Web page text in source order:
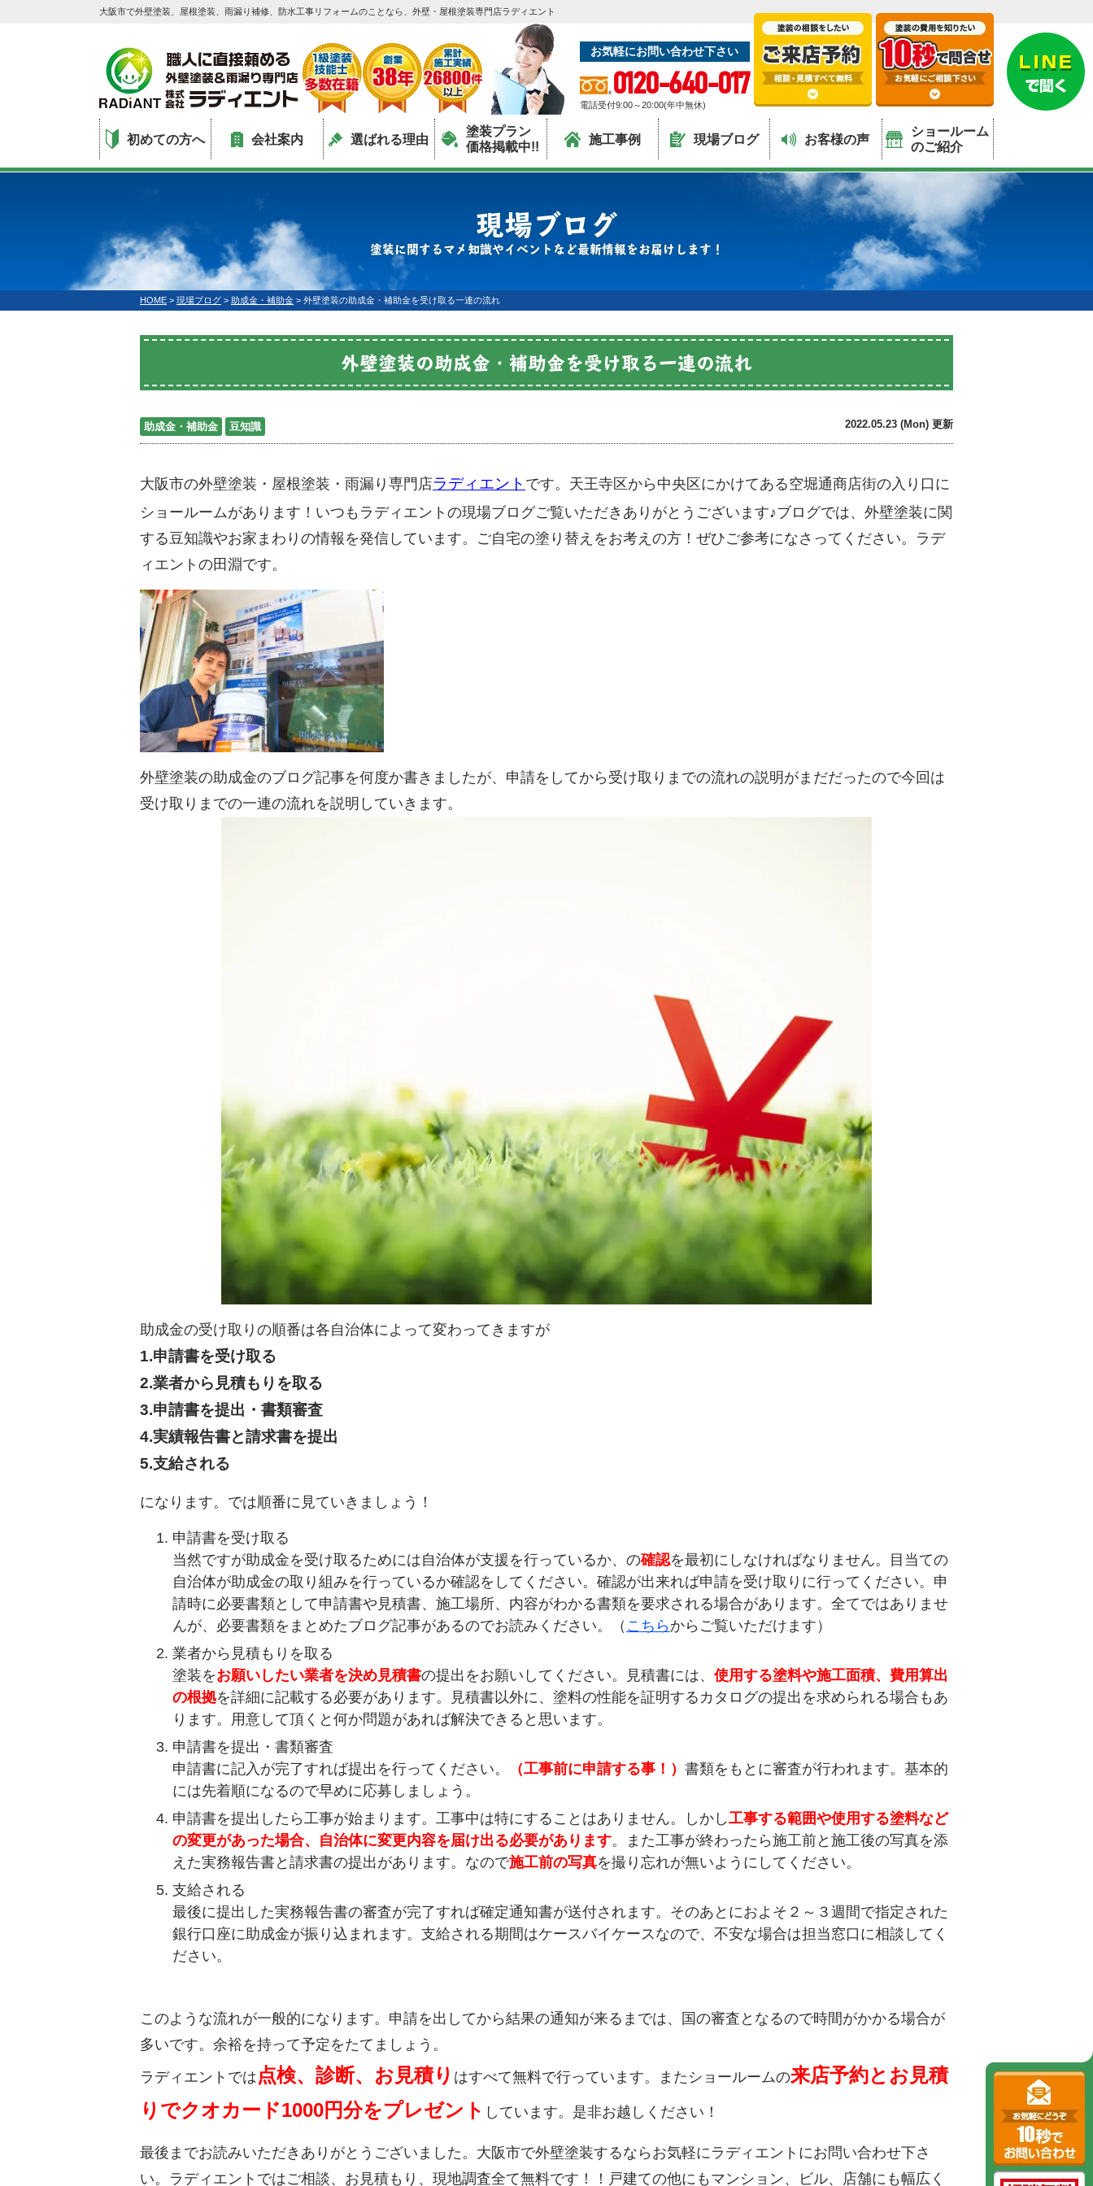
大阪市で外壁塗装、屋根塗装、雨漏り補修、防水工事リフォームのことなら、外壁・屋根塗装専門店ラディエント
お気軽にお問い合わせ下さい
0120-640-017
電話受付9:00～20:00(年中無休)
初めての方へ 会社案内 選ばれる理由
塗装プラン
価格掲載中!!
施工事例 現場ブログ お客様の声
ショールーム
のご紹介
現場ブログ
塗装に関するマメ知識やイベントなど最新情報をお届けします！
HOME > 現場ブログ > 助成金・補助金 > 外壁塗装の助成金・補助金を受け取る一連の流れ
外壁塗装の助成金・補助金を受け取る一連の流れ
助成金・補助金 豆知識 2022.05.23 (Mon) 更新
大阪市の外壁塗装・屋根塗装・雨漏り専門店ラディエント です。天王寺区から中央区にかけてある空堀通商店街の入り口に
ショールームがあります！いつもラディエントの現場ブログご覧いただきありがとうございます♪ブログでは、外壁塗装に関
する豆知識やお家まわりの情報を発信しています。ご自宅の塗り替えをお考えの方！ぜひご参考になさってください。ラデ
ィエントの田淵です。
外壁塗装の助成金のブログ記事を何度か書きましたが、申請をしてから受け取りまでの流れの説明がまだだったので今回は
受け取りまでの一連の流れを説明していきます。
助成金の受け取りの順番は各自治体によって変わってきますが
1.申請書を受け取る
2.業者から見積もりを取る
3.申請書を提出・書類審査
4.実績報告書と請求書を提出
5.支給される
になります。では順番に見ていきましょう！
申請書を受け取る
当然ですが助成金を受け取るためには自治体が支援を行っているか、の確認を最初にしなければなりません。目当ての
自治体が助成金の取り組みを行っているか確認をしてください。確認が出来れば申請を受け取りに行ってください。申
請時に必要書類として申請書や見積書、施工場所、内容がわかる書類を要求される場合があります。全てではありませ
んが、必要書類をまとめたブログ記事があるのでお読みください。（ こちらからご覧いただけます）
業者から見積もりを取る
塗装をお願いしたい業者を決め見積書の提出をお願いしてください。見積書には、 使用する塗料や施工面積、費用算出
の根拠を詳細に記載する必要があります。見積書以外に、塗料の性能を証明するカタログの提出を求められる場合もあ
ります。用意して頂くと何か問題があれば解決できると思います。
申請書を提出・書類審査
申請書に記入が完了すれば提出を行ってください。
（工事前に申請する事！） 書類をもとに審査が行われます。基本的
には先着順になるので早めに応募しましょう。
申請書を提出したら工事が始まります。工事中は特にすることはありません。しかし工事する範囲や使用する塗料など
の変更があった場合、自治体に変更内容を届け出る必要があります。また工事が終わったら施工前と施工後の写真を添
えた実務報告書と請求書の提出があります。なので施工前の写真を撮り忘れが無いようにしてください。
支給される
最後に提出した実務報告書の審査が完了すれば確定通知書が送付されます。そのあとにおよそ２～３週間で指定された
銀行口座に助成金が振り込まれます。支給される期間はケースバイケースなので、不安な場合は担当窓口に相談してく
ださい。
このような流れが一般的になります。申請を出してから結果の通知が来るまでは、国の審査となるので時間がかかる場合が
多いです。余裕を持って予定をたてましょう。
ラディエントでは 点検、診断、お見積り はすべて無料で行っています。またショールームの来店予約とお見積
りでクオカード1000円分をプレゼント しています。是非お越しください！
最後までお読みいただきありがとうございました。大阪市で外壁塗装するならお気軽にラディエントにお問い合わせ下さ
い。ラディエントではご相談、お見積もり、現地調査全て無料です！！戸建ての他にもマンション、ビル、店舗にも幅広く